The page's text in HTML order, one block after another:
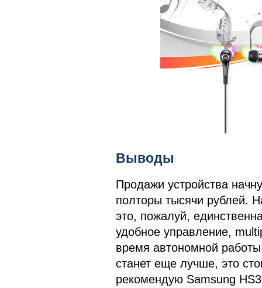
Выводы
Продажи устройства
полторы тысячи рублей.
это, пожалуй,
удобное управление,
время автономной
станет еще лучше, это
рекомендую Samsung